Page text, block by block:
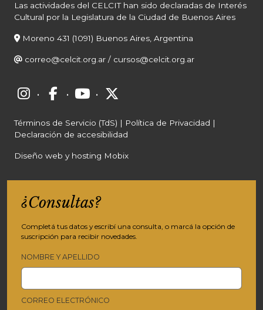
Las actividades del CELCIT han sido declaradas de Interés
Cultural por la Legislatura de la Ciudad de Buenos Aires
Moreno 431 (1091) Buenos Aires, Argentina
correo@celcit.org.ar / cursos@celcit.org.ar
· · ·
Términos de Servicio (TdS) | Política de Privacidad |
Declaración de accesibilidad
Diseño web y hosting Mobix
¿Consultas?
Completá tus datos y escribí una consulta, o marcá la opción de
suscripción para recibir novedades.
NOMBRE Y APELLIDO
CORREO ELECTRÓNICO